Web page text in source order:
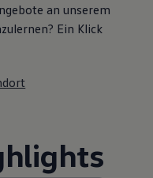
an unserem
Ein Klick